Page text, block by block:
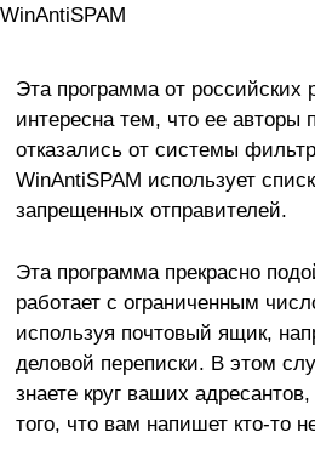
WinAntiSPAM
Эта программа от российских
интересна тем, что ее авторы
отказались от системы
WinAntiSPAM использует
запрещенных отправителей.
Эта программа прекрасно
работает с ограниченным
используя почтовый ящик,
деловой переписки. В этом
знаете круг ваших
того, что вам напишет кто-то